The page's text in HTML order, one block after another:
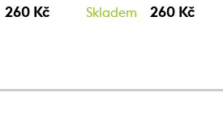
260 Kč Skladem 260 Kč